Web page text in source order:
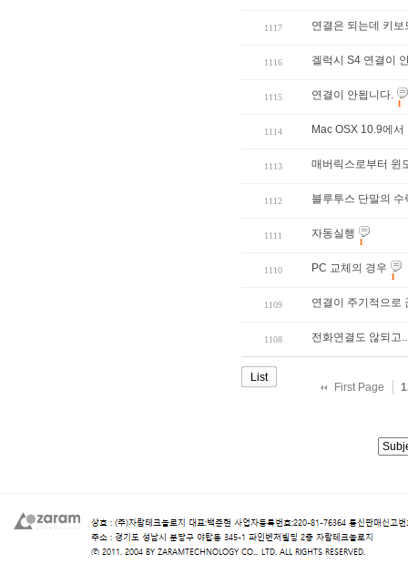
1117 연결은 되는데 키
1116 겔럭시 S4 연결이
1115 연결이 안됩니다.
1
1114 Mac OSX 10.9에
1113 매버릭스로부터 윈
1112 블루투스 단말의
1111 자동실행
1
1110 PC 교체의 경우
1
1109 연결이 주기적으로
1108 전화연결도 않되고
List
First Page